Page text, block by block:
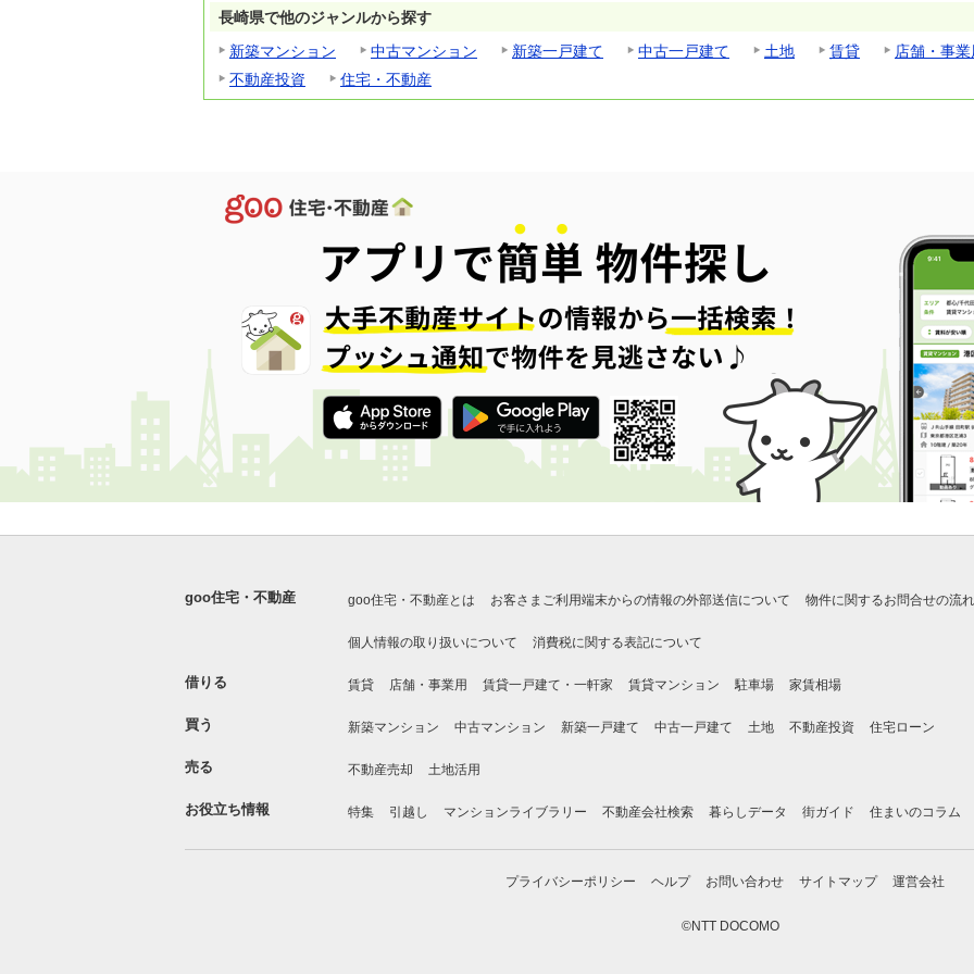
長崎県で他のジャンルから探す
新築マンション
中古マンション 新築一戸建て 中古一戸建て 土地 賃貸
店舗・事業
不動産投資
住宅・不動産
goo住宅・不動産 goo住宅・不動産とは お客さまご利用端末からの情報の外部送信について 物件に関するお問合せの流れ
個人情報の取り扱いについて 消費税に関する表記について
借りる 賃貸 店舗・事業用 賃貸一戸建て・一軒家 賃貸マンション 駐車場 家賃相場
買う 新築マンション 中古マンション 新築一戸建て 中古一戸建て 土地 不動産投資 住宅ローン
売る 不動産売却 土地活用
お役立ち情報 特集 引越し マンションライブラリー 不動産会社検索 暮らしデータ 街ガイド 住まいのコラム
プライバシーポリシー ヘルプ お問い合わせ サイトマップ 運営会社
©NTT DOCOMO